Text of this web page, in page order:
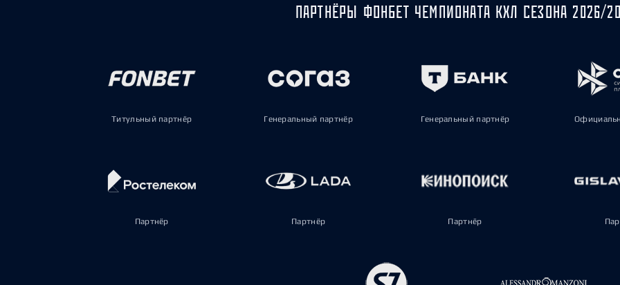
ПАРТНЁРЫ ФОНБЕТ ЧЕМПИОНАТА КХЛ СЕЗОНА 2026/
Титульный партнёр Генеральный партнёр Генеральный партнёр
Партнёр Партнёр Партнёр